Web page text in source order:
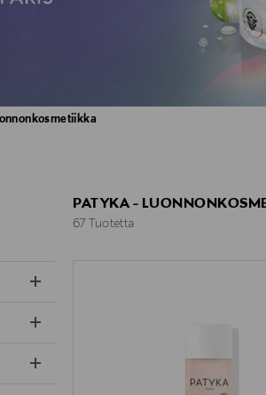
PATYKA -
67 Tuotetta